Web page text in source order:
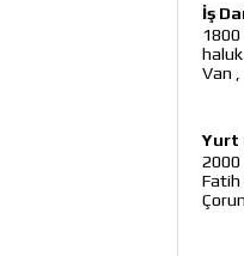
İş
1800
Van
Yurt
2000
Fatih